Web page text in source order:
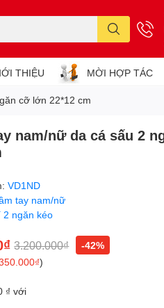
THIỆU MỜI HỢP TÁC
cỡ lớn 22*12 cm
nam/nữ da cá sấu 2
VD1ND
tay nam/nữ
2 ngăn kéo
3.200.000₫
-42%
)
₫ với